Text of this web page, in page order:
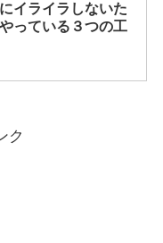
イライラしないた
っている３つの工
ク